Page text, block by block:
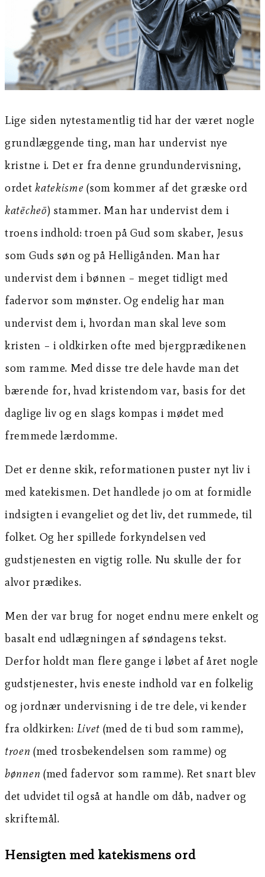
Lige siden nytestamentlig tid har der været nogle
grundlæggende ting, man har undervist nye
kristne i. Det er fra denne grundundervisning,
ordet katekisme (som kommer af det græske ord
katēcheō) stammer. Man har undervist dem i
troens indhold: troen på Gud som skaber, Jesus
som Guds søn og på Helligånden. Man har
undervist dem i bønnen – meget tidligt med
fadervor som mønster. Og endelig har man
undervist dem i, hvordan man skal leve som
kristen – i oldkirken ofte med bjergprædikenen
som ramme. Med disse tre dele havde man det
bærende for, hvad kristendom var, basis for det
daglige liv og en slags kompas i mødet med
fremmede lærdomme.
Det er denne skik, reformationen puster nyt liv i
med katekismen. Det handlede jo om at formidle
indsigten i evangeliet og det liv, det rummede, til
folket. Og her spillede forkyndelsen ved
gudstjenesten en vigtig rolle. Nu skulle der for
alvor prædikes.
Men der var brug for noget endnu mere enkelt og
basalt end udlægningen af søndagens tekst.
Derfor holdt man flere gange i løbet af året nogle
gudstjenester, hvis eneste indhold var en folkelig
og jordnær undervisning i de tre dele, vi kender
fra oldkirken: Livet (med de ti bud som ramme),
troen (med trosbekendelsen som ramme) og
bønnen (med fadervor som ramme). Ret snart blev
det udvidet til også at handle om dåb, nadver og
skriftemål.
Hensigten med katekismens ord